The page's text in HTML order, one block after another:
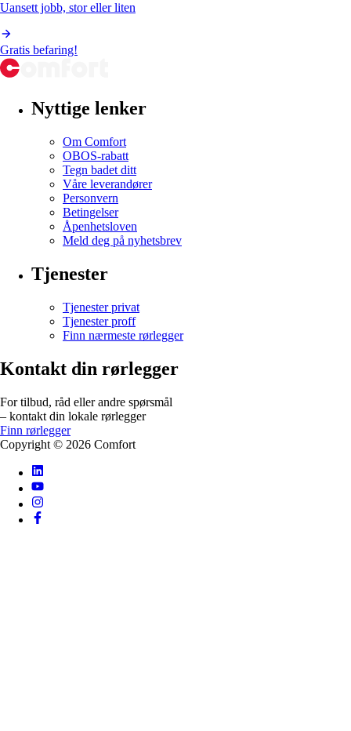
Uansett jobb, stor eller liten
Gratis befaring!
Nyttige lenker
Om Comfort
OBOS-rabatt
Tegn badet ditt
Våre leverandører
Personvern
Betingelser
Åpenhetsloven
Meld deg på nyhetsbrev
Tjenester
Tjenester privat
Tjenester proff
Finn nærmeste rørlegger
Kontakt din rørlegger
For tilbud, råd eller andre spørsmål
– kontakt din lokale rørlegger
Finn rørlegger
Copyright © 2026 Comfort